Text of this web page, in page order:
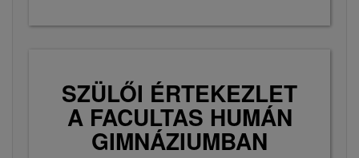
SZÜLŐI ÉRTEKEZLET
A FACULTAS HUMÁN
GIMNÁZIUMBAN